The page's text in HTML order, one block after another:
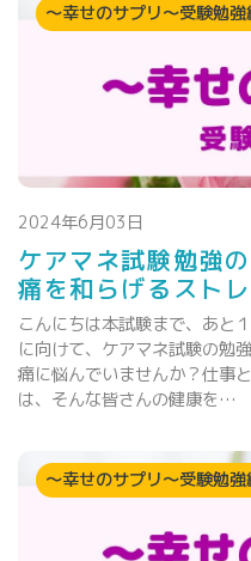
～幸せのサプリ～受験勉強
2024年6月03日
ケアマネ試験勉強
痛を和らげるスト
こんにちは本試験まで、あと
に向けて、ケアマネ試験の勉
痛に悩んでいませんか？仕事
は、そんな皆さんの健康を…
～幸せのサプリ～受験勉強